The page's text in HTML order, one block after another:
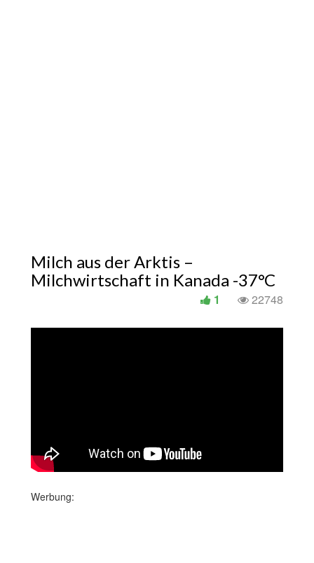
Milch aus der Arktis –
Milchwirtschaft in Kanada -37°C
22748
1
Werbung: